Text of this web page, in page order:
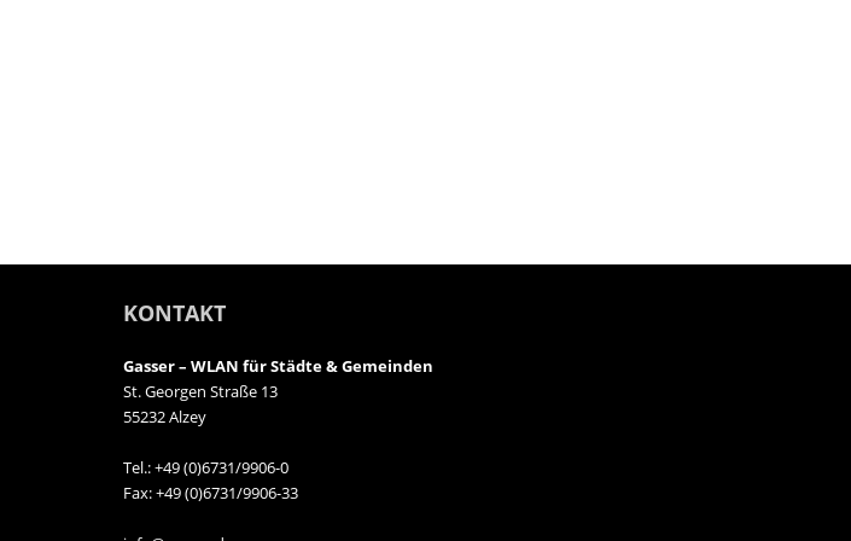
KONTAKT
Gasser – WLAN für Städte & Gemeinden
St. Georgen Straße 13
55232 Alzey
Tel.: +49 (0)6731/9906-0
Fax: +49 (0)6731/9906-33